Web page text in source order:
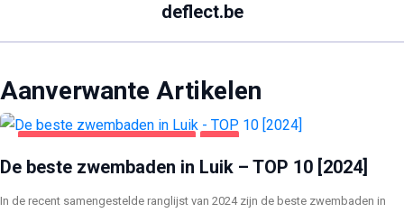
deflect.be
Aanverwante Artikelen
De beste zwembaden in Luik – TOP 10 [2024]
In de recent samengestelde ranglijst van 2024 zijn de beste zwembaden in